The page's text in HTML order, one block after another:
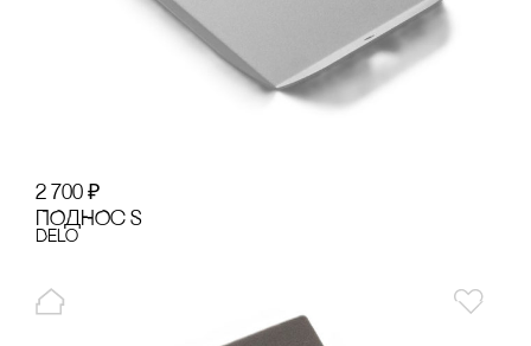
2 700 ₽
ПОДНОс S
Delo